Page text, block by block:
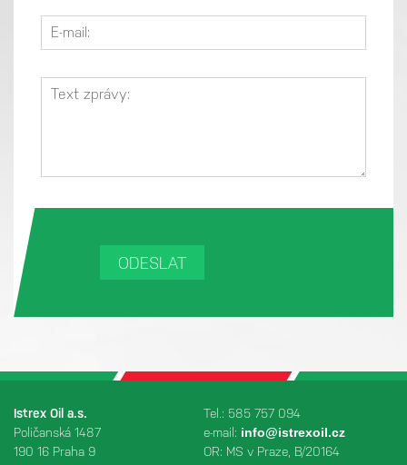
Istrex Oil a.s.
Poličanská 1487
190 16 Praha 9
Tel.: 585 757 094
e-mail: info@istrexoil.cz
OR: MS v Praze, B/20164